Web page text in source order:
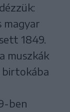
magyar
1849.
muszkák
birtokába
ben